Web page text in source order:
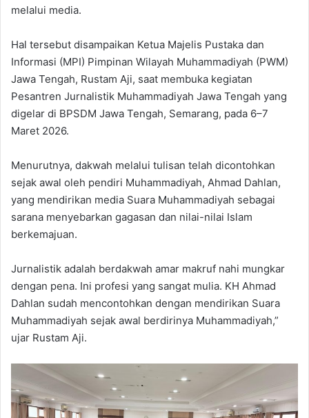
melalui media.
Hal tersebut disampaikan Ketua Majelis Pustaka dan
Informasi (MPI) Pimpinan Wilayah Muhammadiyah (PWM)
Jawa Tengah, Rustam Aji, saat membuka kegiatan
Pesantren Jurnalistik Muhammadiyah Jawa Tengah yang
digelar di BPSDM Jawa Tengah, Semarang, pada 6–7
Maret 2026.
Menurutnya, dakwah melalui tulisan telah dicontohkan
sejak awal oleh pendiri Muhammadiyah, Ahmad Dahlan,
yang mendirikan media Suara Muhammadiyah sebagai
sarana menyebarkan gagasan dan nilai-nilai Islam
berkemajuan.
Jurnalistik adalah berdakwah amar makruf nahi mungkar
dengan pena. Ini profesi yang sangat mulia. KH Ahmad
Dahlan sudah mencontohkan dengan mendirikan Suara
Muhammadiyah sejak awal berdirinya Muhammadiyah,”
ujar Rustam Aji.